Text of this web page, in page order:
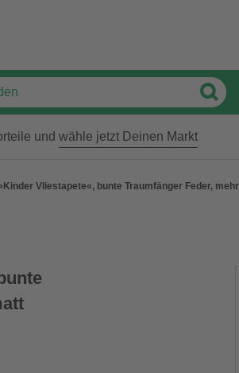
und wähle jetzt Deinen Markt
Vliestapete«, bunte Traumfänger Feder,